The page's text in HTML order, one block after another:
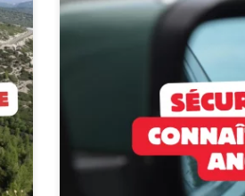
Sécurité Routière :
morts, ces zones invisibles
autres véhicules ou piétons,
Comprendre ces zones